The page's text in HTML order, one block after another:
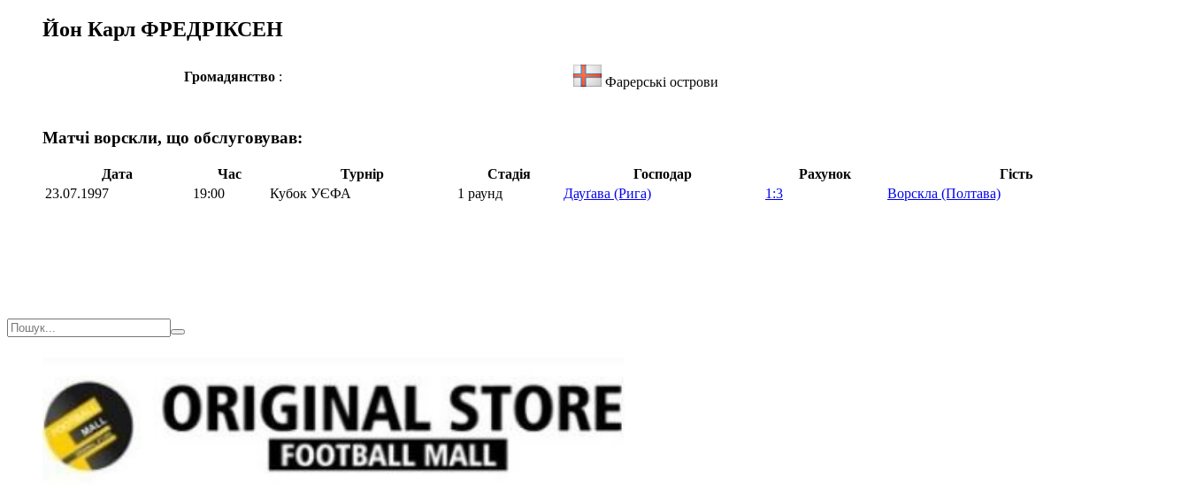
Йон Карл ФРЕДРІКСЕН
Громадянство : Фарерські острови
Матчі ворскли, що обслуговував:
Дата Час Турнір Стадія Господар Рахунок
Гість
23.07.1997
19:00 Кубок УЄФА 1 раунд Дауґава (Рига) 1:3 Ворскла (Полтава)